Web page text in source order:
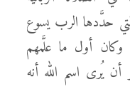
حدَّدها الرب يسوع
وكان أول ما علَّمهم
يُرى اسم الله أنه